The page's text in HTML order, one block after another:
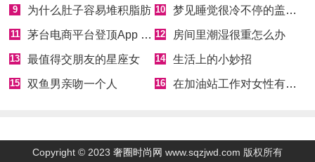
9 为什么肚子容易堆积脂肪 10 梦见睡觉很冷不停的盖被子
11 茅台电商平台登顶App Store免费榜 12 房间里潮湿很重怎么办
13 最值得交朋友的星座女 14 生活上的小妙招
15 双鱼男亲吻一个人 16 在加油站工作对女性有什么危害
Copyright © 2023 奢圈时尚网 www.sqzjwd.com 版权所有